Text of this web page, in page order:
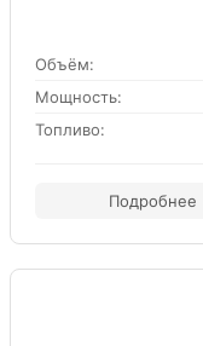
Объём:
Мощность:
Топливо:
Подробнее